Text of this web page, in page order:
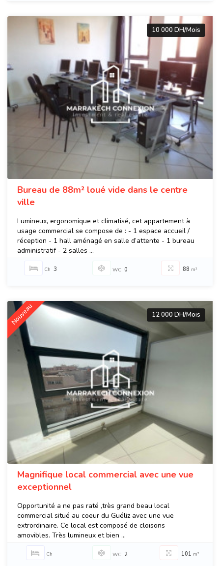
10 000 DH/Mois
Bureau de 88m² loué vide dans le centre
ville
Lumineux, ergonomique et climatisé, cet appartement à
usage commercial se compose de : - 1 espace accueil /
réception - 1 hall aménagé en salle d’attente - 1 bureau
administratif - 2 salles ...
Ch 3 WC 0 88 m²
Nouveau 12 000 DH/Mois
Magnifique local commercial avec une vue
exceptionnel
Opportunité a ne pas raté ,très grand beau local
commercial situé au coeur du Guéliz avec une vue
extrordinaire. Ce local est composé de cloisons
amovibles. Très lumineux et bien ...
Ch WC 2 101 m²